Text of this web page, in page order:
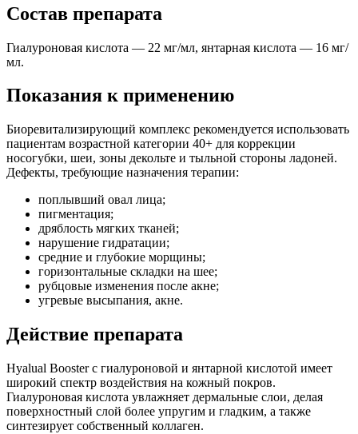
Состав препарата
Гиалуроновая кислота — 22 мг/мл, янтарная кислота — 16 мг/
мл.
Показания к применению
Биоревитализирующий комплекс рекомендуется использовать
пациентам возрастной категории 40+ для коррекции
носогубки, шеи, зоны декольте и тыльной стороны ладоней.
Дефекты, требующие назначения терапии:
поплывший овал лица;
пигментация;
дряблость мягких тканей;
нарушение гидратации;
средние и глубокие морщины;
горизонтальные складки на шее;
рубцовые изменения после акне;
угревые высыпания, акне.
Действие препарата
Hyalual Booster с гиалуроновой и янтарной кислотой имеет
широкий спектр воздействия на кожный покров.
Гиалуроновая кислота увлажняет дермальные слои, делая
поверхностный слой более упругим и гладким, а также
синтезирует собственный коллаген.